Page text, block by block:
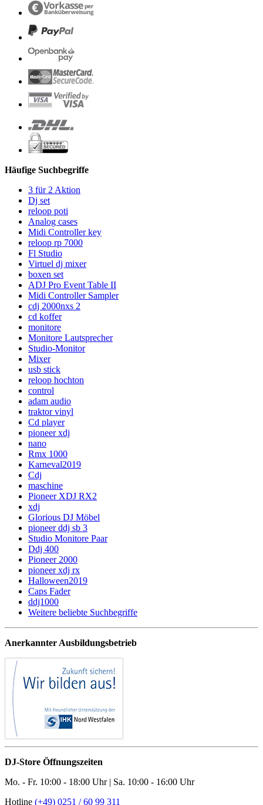
Häufige Suchbegriffe
3 für 2 Aktion
Dj set
reloop poti
Analog cases
Midi Controller key
reloop rp 7000
Fl Studio
Virtuel dj mixer
boxen set
ADJ Pro Event Table II
Midi Controller Sampler
cdj 2000nxs 2
cd koffer
monitore
Monitore Lautsprecher
Studio-Monitor
Mixer
usb stick
reloop hochton
control
adam audio
traktor vinyl
Cd player
pioneer xdj
nano
Rmx 1000
Karneval2019
Cdj
maschine
Pioneer XDJ RX2
xdj
Glorious DJ Möbel
pioneer ddj sb 3
Studio Monitore Paar
Ddj 400
Pioneer 2000
pioneer xdj rx
Halloween2019
Caps Fader
ddj1000
Weitere beliebte Suchbegriffe
Anerkannter Ausbildungsbetrieb
DJ-Store Öffnungszeiten
Mo. - Fr. 10:00 - 18:00 Uhr | Sa. 10:00 - 16:00 Uhr
Hotline (+49) 0251 / 60 99 311